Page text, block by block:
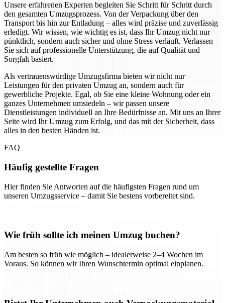
Unsere erfahrenen Experten begleiten Sie Schritt für Schritt durch
den gesamten Umzugsprozess. Von der Verpackung über den
Transport bis hin zur Entladung – alles wird präzise und zuverlässig
erledigt. Wir wissen, wie wichtig es ist, dass Ihr Umzug nicht nur
pünktlich, sondern auch sicher und ohne Stress verläuft. Verlassen
Sie sich auf professionelle Unterstützung, die auf Qualität und
Sorgfalt basiert.
Als vertrauenswürdige Umzugsfirma bieten wir nicht nur
Leistungen für den privaten Umzug an, sondern auch für
gewerbliche Projekte. Egal, ob Sie eine kleine Wohnung oder ein
ganzes Unternehmen umsiedeln – wir passen unsere
Dienstleistungen individuell an Ihre Bedürfnisse an. Mit uns an Ihrer
Seite wird Ihr Umzug zum Erfolg, und das mit der Sicherheit, dass
alles in den besten Händen ist.
FAQ
Häufig gestellte Fragen
Hier finden Sie Antworten auf die häufigsten Fragen rund um
unseren Umzugsservice – damit Sie bestens vorbereitet sind.
Wie früh sollte ich meinen Umzug buchen?
Am besten so früh wie möglich – idealerweise 2–4 Wochen im
Voraus. So können wir Ihren Wunschtermin optimal einplanen.